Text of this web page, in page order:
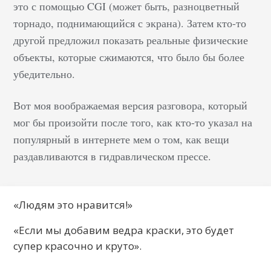
это с помощью CGI (может быть, разноцветный
торнадо, поднимающийся с экрана). Затем кто-то
другой предложил показать реальные физические
объекты, которые сжимаются, что было бы более
убедительно.
Вот моя воображаемая версия разговора, который
мог бы произойти после того, как кто-то указал на
популярный в интернете мем о том, как вещи
раздавливаются в гидравлическом прессе.
«Людям это нравится!»
«Если мы добавим ведра краски, это будет
супер красочно и круто».